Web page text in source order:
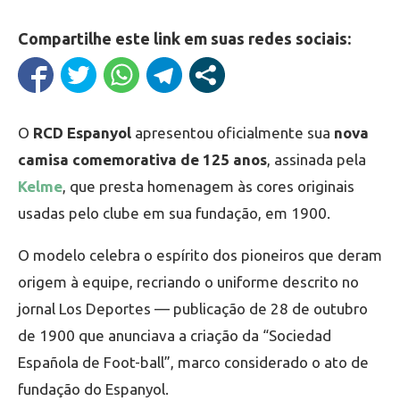
Compartilhe este link em suas redes sociais:
O RCD Espanyol apresentou oficialmente sua nova
camisa comemorativa de 125 anos, assinada pela
Kelme, que presta homenagem às cores originais
usadas pelo clube em sua fundação, em 1900.
O modelo celebra o espírito dos pioneiros que deram
origem à equipe, recriando o uniforme descrito no
jornal Los Deportes — publicação de 28 de outubro
de 1900 que anunciava a criação da “Sociedad
Española de Foot-ball”, marco considerado o ato de
fundação do Espanyol.